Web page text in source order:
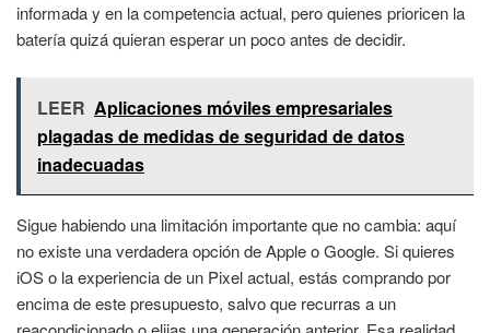
informada y en la competencia actual, pero quienes prioricen la
batería quizá quieran esperar un poco antes de decidir.
LEER Aplicaciones móviles empresariales
plagadas de medidas de seguridad de datos
inadecuadas
Sigue habiendo una limitación importante que no cambia: aquí
no existe una verdadera opción de Apple o Google. Si quieres
iOS o la experiencia de un Pixel actual, estás comprando por
encima de este presupuesto, salvo que recurras a un